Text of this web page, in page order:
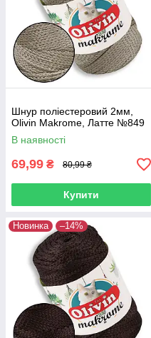
Шнур поліестеровий 2мм,
Olivin Makrome, Латте №849
В наявності
69,99 ₴ 80,99 ₴
Купити
Новинка –14%